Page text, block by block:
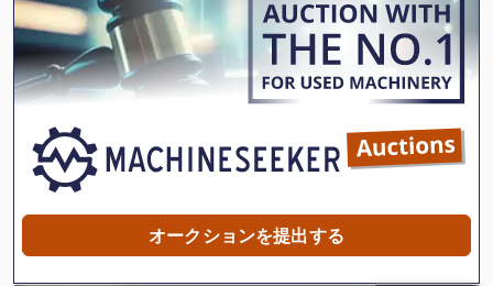
オークションを提出する